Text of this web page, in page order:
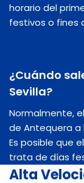
horario del
festivos o fines
¿Cuándo
Sevilla?
Normalmente,
de Antequera a
Es posible que
trata de días
Alta